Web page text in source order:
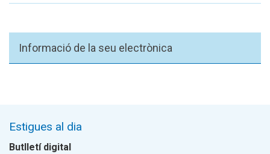
Informació de la seu electrònica
Estigues al dia
Butlletí digital